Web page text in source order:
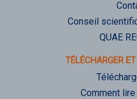
Conseil
QUAE
TÉLÉCHARGER
Comment